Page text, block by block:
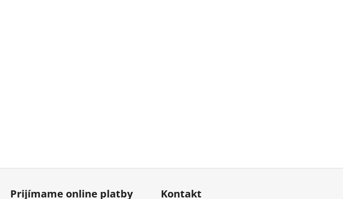
Prijímame online platby Kontakt